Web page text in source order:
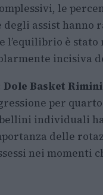
le
assist hanno
l’equilibrio è stato
incisiva
Dole Basket
per quarto:
individuali
delle
nei momenti